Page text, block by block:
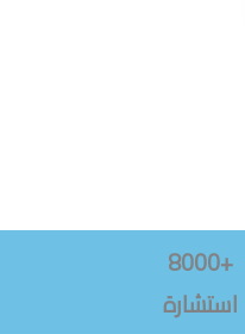
+8000
استشارة